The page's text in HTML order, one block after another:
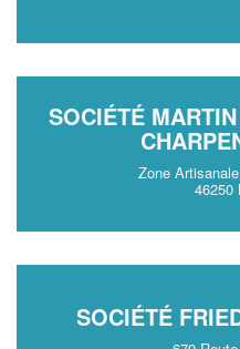
SOCIÉTÉ
Zone
46250
SOCIÉTÉ